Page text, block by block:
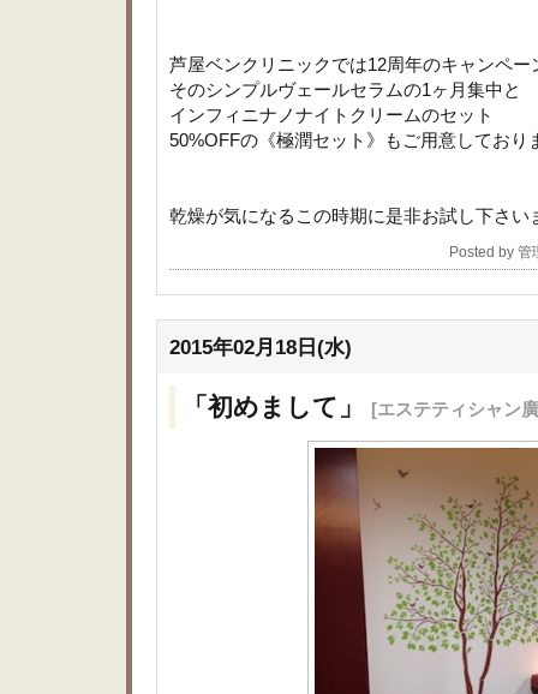
芦屋ベンクリニックでは12周年のキャンペー
そのシンプルヴェールセラムの1ヶ月集中と
インフィニナノナイトクリームのセット
50%OFFの《極潤セット》もご用意しており
乾燥が気になるこの時期に是非お試し下さい
Posted by
2015年02月18日(水)
「初めまして」 [エステティシャン